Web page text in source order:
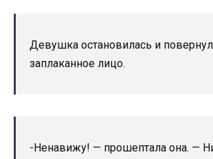
Девушка остановилась и
заплаканное лицо.
-Ненавижу! — прошептала она. —